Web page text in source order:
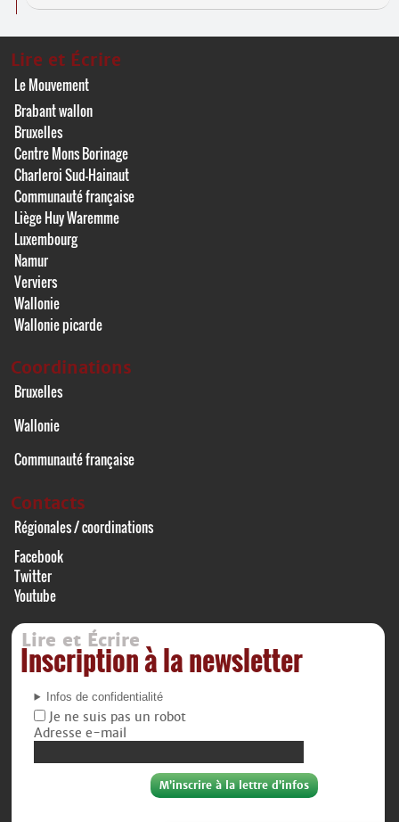
Lire et Écrire
Le Mouvement
Brabant wallon
Bruxelles
Centre Mons Borinage
Charleroi Sud-Hainaut
Communauté française
Liège Huy Waremme
Luxembourg
Namur
Verviers
Wallonie
Wallonie picarde
Coordinations
Bruxelles
Wallonie
Communauté française
Contacts
Régionales / coordinations
Facebook
Twitter
Youtube
Lire et Écrire
Inscription à la newsletter
Infos de confidentialité
Je ne suis pas un robot
Adresse e-mail